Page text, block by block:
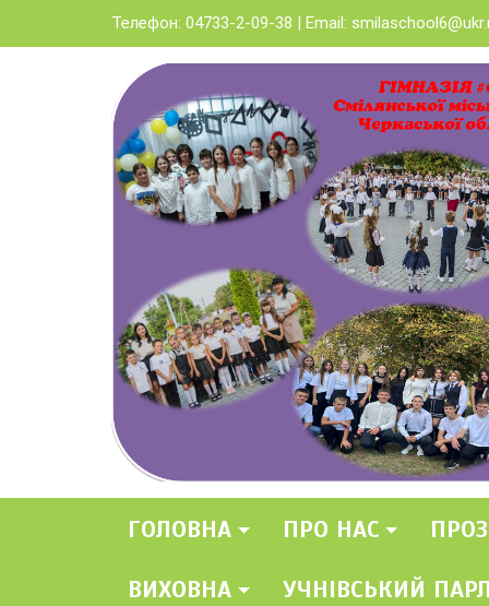
to
Телефон: 04733-2-09-38 | Email:
ГОЛОВНА ПРО НАС
ВИХОВНА УЧНІВСЬКИЙ